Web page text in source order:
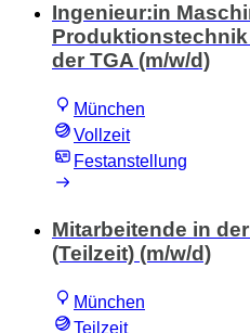
Ingenieur:in
der TGA (m/w/d)
München
Vollzeit
Festanstellung
Mitarbeitende in
(Teilzeit) (m/w/d)
München
Teilzeit